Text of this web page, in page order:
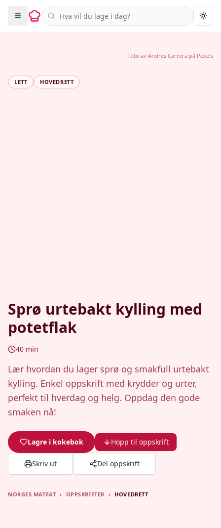
Søk i oppskrifter
LETT HOVEDRETT
Sprø urtebakt kylling med
potetflak
40 min
Lær hvordan du lager sprø og smakfull urtebakt
kylling. Enkel oppskrift med krydder og urter,
perfekt til hverdag og helg. Oppdag den gode
smaken nå!
Lagre i kokebok Hopp til oppskrift
Skriv ut Del oppskrift
Foto av Andres Carrera på Pexels
NORGES MATFAT › OPPSKRIFTER › HOVEDRETT